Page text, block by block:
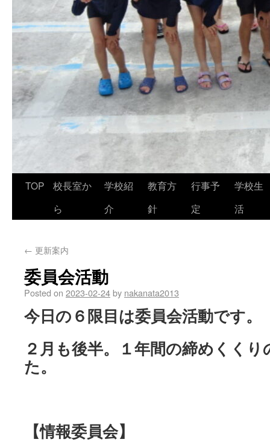
TOP
校長室か
ら
学校紹
介
教育方
針
行事予
定
学校生
活
← 更新案内
委員会活動
Posted on 2023-02-24by nakanata2013
今日の６限目は委員会活動です。
２月も後半。１年間の締めくく
た。
【情報委員会】